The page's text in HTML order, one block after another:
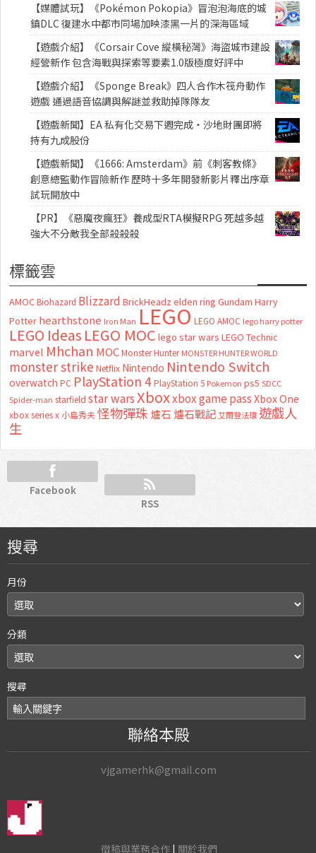
【媒體試玩】《Pokémon Pokopia》冒泡泡海底的城
鎮DLC 復建水中都市同場加映漆黑一片的深海區域
【遊戲介紹】《Corsair Cove 縱橫秘灣》海盜城市建設
經營新作 包含海戰與探索等要素1.0版極度好評中
【遊戲介紹】《Sponge Break》四人合作木筏舟動作
遊戲 通過語音協調與解謎並救助掉隊隊友
【遊戲新聞】EA 私有化交易下週完成・沙地財團即將
持有九成股份
【遊戲新聞】《1666: Amsterdam》前《刺客教條》
創意總監動作冒險新作 歷時十多年開發新影片釋出序章
試玩開放中
【PR】《惡魔夜瘋狂》養成型RTA模擬RPG 死越多越
強大不分敵我全部殺殺殺
標籤雲
AMOC Biohazard Blizzard BrickHeadz elden ring Gundam Harry
Potter hearthstone Iron Man LEGO LEGO AMOC lego harry potter
LEGO Ideas LEGO MOC lego star wars LEGO Technic
marvel Mhchan MOC Monster Hunter MONSTER HUNTER WORLD
monster strike Netflix Nintendo Nintendo Switch
overwatch PC PlayStation 4 PlayStation 5 Pokemon ps5 SDCC
Spider-man starfield star warsXboxxbox game passXbox One
xbox series x 小島秀夫怪物彈珠 爐石 爐石戰記艾爾登法環 遊戲人
生
Facebook
RSS
搜尋
月份
分類
搜尋
聯絡本殿
vjgamerhk@gmail.com
徵稿與業務合作| 關於我們